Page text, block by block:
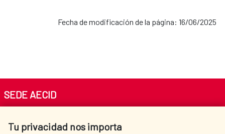
Fecha de modificación de la página: 16/06/2025
Tu privacidad nos importa
SEDE AECID
Tel. +34 900 20 30 54​​​​​​​